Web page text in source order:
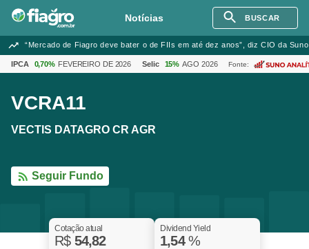
Notícias BUSCAR
“Mercado de Fiagro deve bater o de FIIs em até dez anos”, diz CIO da
IPCA 0,70% FEVEREIRO DE 2026 Selic 15% AGO 2026 Fonte:
VCRA11
VECTIS DATAGRO CR AGR
Seguir Fundo
Cotação atual
R$ 54,82
Dividend Yield
1,54%